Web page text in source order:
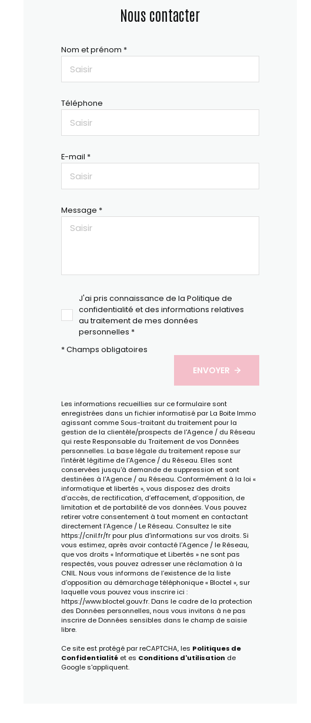
Nous contacter
Nom et prénom *
Téléphone
E-mail *
Message *
J'ai pris connaissance de la Politique de
confidentialité et des informations relatives
au traitement de mes données
personnelles *
* Champs obligatoires
ENVOYER
Les informations recueillies sur ce formulaire sont
enregistrées dans un fichier informatisé par La Boite Immo
agissant comme Sous-traitant du traitement pour la
gestion de la clientèle/prospects de l'Agence / du Réseau
qui reste Responsable du Traitement de vos Données
personnelles. La base légale du traitement repose sur
l'intérêt légitime de l'Agence / du Réseau. Elles sont
conservées jusqu'à demande de suppression et sont
destinées à l'Agence / au Réseau. Conformément à la loi «
informatique et libertés », vous disposez des droits
d’accès, de rectification, d’effacement, d’opposition, de
limitation et de portabilité de vos données. Vous pouvez
retirer votre consentement à tout moment en contactant
directement l’Agence / Le Réseau. Consultez le site
https://cnil.fr/frpour plus d’informations sur vos droits. Si
vous estimez, après avoir contacté l'Agence / le Réseau,
que vos droits « Informatique et Libertés » ne sont pas
respectés, vous pouvez adresser une réclamation à la
CNIL. Nous vous informons de l’existence de la liste
d'opposition au démarchage téléphonique « Bloctel », sur
laquelle vous pouvez vous inscrire ici :
https://www.bloctel.gouv.fr. Dans le cadre de la protection
des Données personnelles, nous vous invitons à ne pas
inscrire de Données sensibles dans le champ de saisie
libre.
Ce site est protégé par reCAPTCHA, les Politiques de
Confidentialitéet es Conditions d'utilisation de
Google s'appliquent.